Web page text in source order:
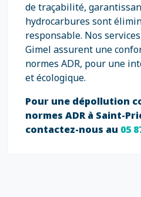
de traçabilité,
hydrocarbures sont
responsable. Nos
Gimel assurent une
normes ADR, pour une
et écologique.
Pour une dépollution
normes ADR à Saint-
contactez-nous au 05